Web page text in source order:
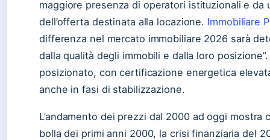
maggiore presenza di operatori istituzionali e da
dell’offerta destinata alla locazione. Immobiliare
differenza nel mercato immobiliare 2026 sarà
dalla qualità degli immobili e dalla loro
posizionato, con certificazione energetica
anche in fasi di stabilizzazione.
L’andamento dei prezzi dal 2000 ad oggi mostra
bolla dei primi anni 2000, la crisi finanziaria del